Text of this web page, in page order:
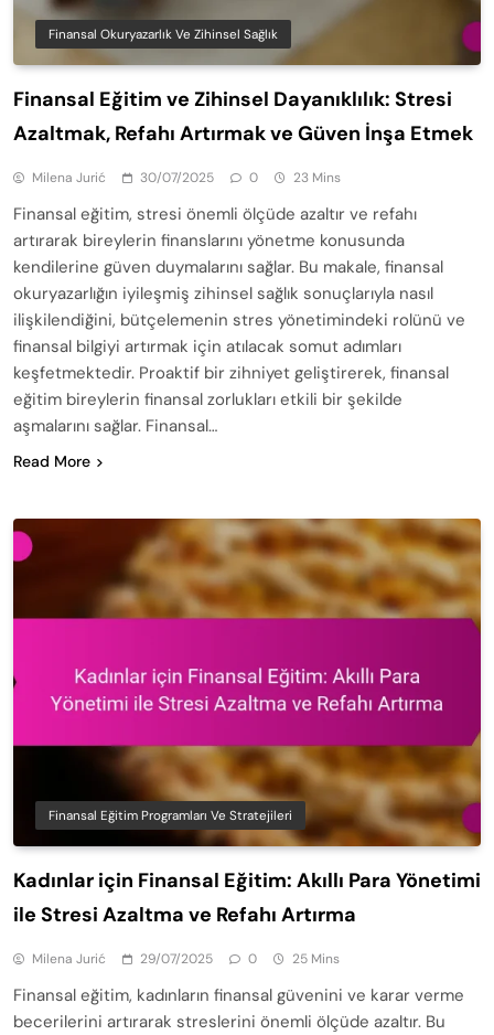
Finansal Okuryazarlık Ve Zihinsel Sağlık
Finansal Eğitim ve Zihinsel Dayanıklılık: Stresi
Azaltmak, Refahı Artırmak ve Güven İnşa Etmek
Milena Jurić 30/07/2025 0 23 Mins
Finansal eğitim, stresi önemli ölçüde azaltır ve refahı
artırarak bireylerin finanslarını yönetme konusunda
kendilerine güven duymalarını sağlar. Bu makale, finansal
okuryazarlığın iyileşmiş zihinsel sağlık sonuçlarıyla nasıl
ilişkilendiğini, bütçelemenin stres yönetimindeki rolünü ve
finansal bilgiyi artırmak için atılacak somut adımları
keşfetmektedir. Proaktif bir zihniyet geliştirerek, finansal
eğitim bireylerin finansal zorlukları etkili bir şekilde
aşmalarını sağlar. Finansal…
Read More
Finansal Eğitim Programları Ve Stratejileri
Kadınlar için Finansal Eğitim: Akıllı Para Yönetimi
ile Stresi Azaltma ve Refahı Artırma
Milena Jurić 29/07/2025 0 25 Mins
Finansal eğitim, kadınların finansal güvenini ve karar verme
becerilerini artırarak streslerini önemli ölçüde azaltır. Bu